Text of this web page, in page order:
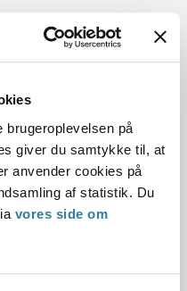
brugeroplevelsen på
giver du samtykke til, at
anvender cookies på
af statistik. Du
vores side om
medlemmer af
at udføre en
har pligt til at
relevante, hvis en
afgørelse fra en
vil Ankestyrelsen ved
i sidste ende kunne